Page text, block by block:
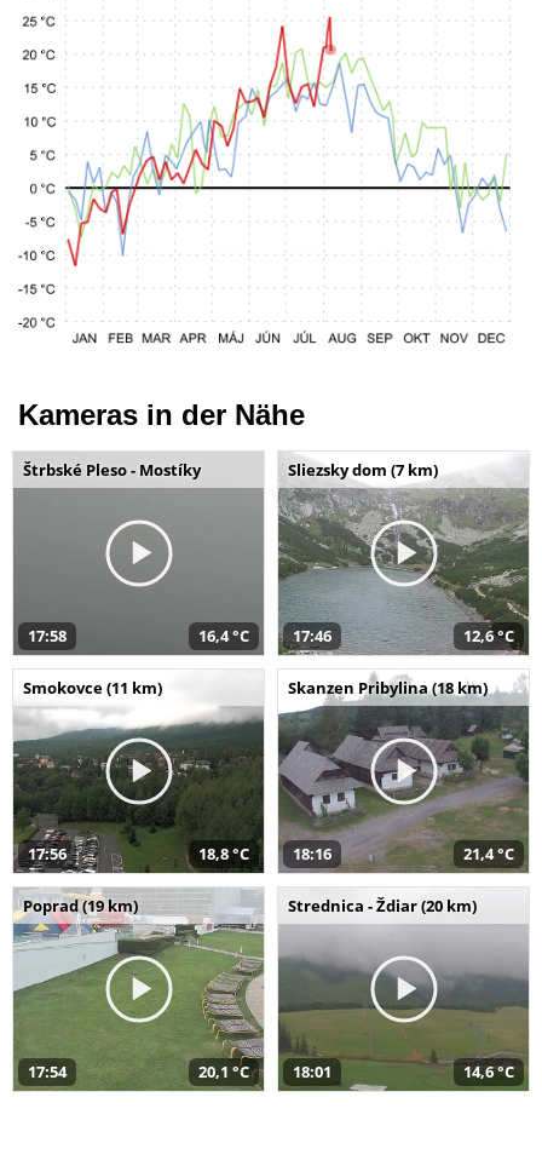
Kameras in der Nähe
Štrbské Pleso - Mostíky
17:58 16,4 °C
Sliezsky dom (7 km)
17:46 12,6 °C
Smokovce (11 km)
17:56 18,8 °C
Skanzen Pribylina (18 km)
18:16 21,4 °C
Poprad (19 km)
17:54 20,1 °C
Strednica - Ždiar (20 km)
18:01 14,6 °C